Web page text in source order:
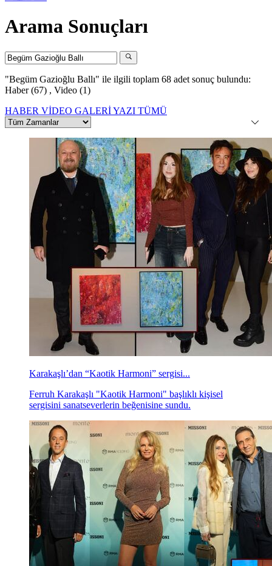
Arama Sonuçları
"Begüm Gazioğlu Ballı" ile ilgili toplam 68 adet sonuç bulundu:
Haber (67) , Video (1)
HABER VİDEO GALERİYAZI TÜMÜ
Karakaşlı’dan “Kaotik Harmoni” sergisi...
Ferruh Karakaşlı "Kaotik Harmoni" başlıklı kişisel
sergisini sanatseverlerin beğenisine sundu.